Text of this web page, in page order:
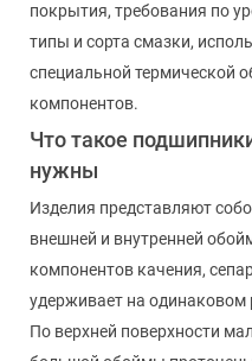
покрытия, требования по
типы и сорта смазки,
специальной термической
компонентов.
Что такое
нужны
Изделия представляют
внешней и внутренней
компонентов качения,
удерживает на одинаковом
По верхней поверхности